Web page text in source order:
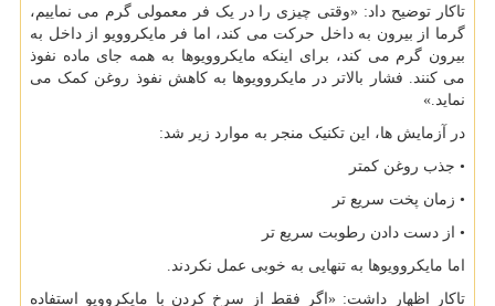
تاکار توضیح داد: «وقتی چیزی را در یک فر معمولی گرم می نماییم،
گرما از بیرون به داخل حرکت می کند، اما فر مایکروویو از داخل به
بیرون گرم می کند، برای اینکه مایکروویوها به همه جای ماده نفوذ
می کنند. فشار بالاتر در مایکروویوها به کاهش نفوذ روغن کمک می
نماید.»
در آزمایش ها، این تکنیک منجر به موارد زیر شد:
• جذب روغن کمتر
• زمان پخت سریع تر
• از دست دادن رطوبت سریع تر
اما مایکروویوها به تنهایی به خوبی عمل نکردند.
تاکار اظهار داشت: «اگر فقط از سرخ کردن با مایکروویو استفاده